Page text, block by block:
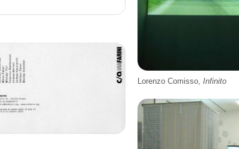
Lorenzo Comisso, Infinito